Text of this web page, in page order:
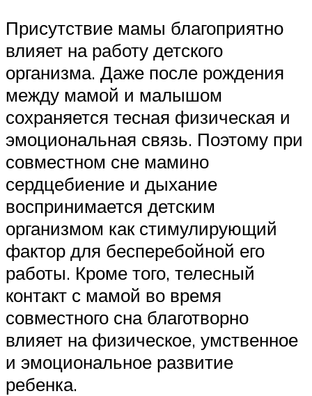
Присутствие мамы благоприятно
влияет на работу детского
организма. Даже после рождения
между мамой и малышом
сохраняется тесная физическая и
эмоциональная связь. Поэтому при
совместном сне мамино
сердцебиение и дыхание
воспринимается детским
организмом как стимулирующий
фактор для бесперебойной его
работы. Кроме того, телесный
контакт с мамой во время
совместного сна благотворно
влияет на физическое, умственное
и эмоциональное развитие
ребенка.